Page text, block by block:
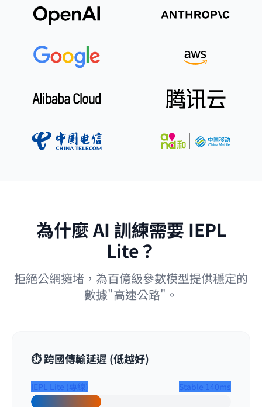
為什麼 AI 訓練需要 IEPL
Lite？
拒絕公網擁堵，為百億級參數模型提供穩定的
數據"高速公路"。
⏱️ 跨國傳輸延遲 (低越好)
IEPL Lite (專線) Stable 140ms